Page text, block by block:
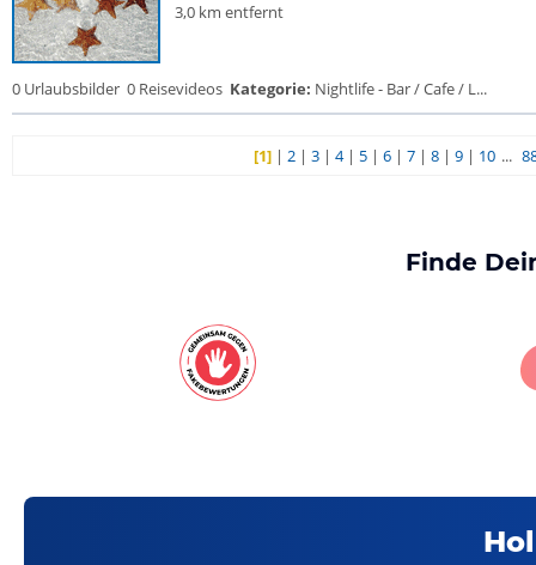
3,0 km entfernt
0 Urlaubsbilder 0 Reisevideos Kategorie: Nightlife - Bar / Cafe / L...
[1]| 2| 3| 4| 5| 6| 7| 8| 9| 10 ...
Finde